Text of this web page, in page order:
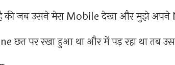
की जब उसने मेरा Mobile देखा और मुझे
छत पर रखा हुआ था और में पड़ रहा था तब